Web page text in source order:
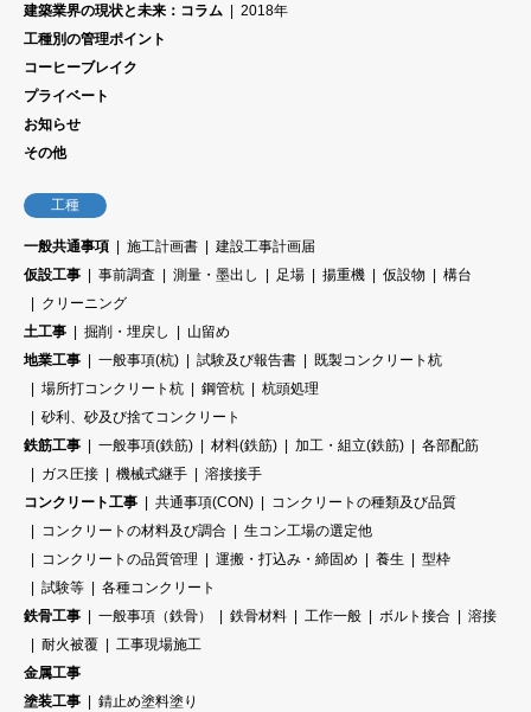
建築業界の現状と未来：コラム
2018年
工種別の管理ポイント
コーヒーブレイク
プライベート
お知らせ
その他
工種
一般共通事項 施工計画書
建設工事計画届
仮設工事
事前調査 測量・墨出し 足場 揚重機 仮設物
構台
クリーニング
土工事
掘削・埋戻し
山留め
地業工事
一般事項(杭) 試験及び報告書
既製コンクリート杭
場所打コンクリート杭
鋼管杭
杭頭処理
砂利、砂及び捨てコンクリート
鉄筋工事
一般事項(鉄筋) 材料(鉄筋) 加工・組立(鉄筋)
各部配筋
ガス圧接
機械式継手
溶接接手
コンクリート工事
共通事項(CON)
コンクリートの種類及び品質
コンクリートの材料及び調合
生コン工場の選定他
コンクリートの品質管理
運搬・打込み・締固め 養生
型枠
試験等
各種コンクリート
鉄骨工事
一般事項（鉄骨） 鉄骨材料 工作一般 ボルト接合
溶接
耐火被覆
工事現場施工
金属工事
塗装工事
錆止め塗料塗り